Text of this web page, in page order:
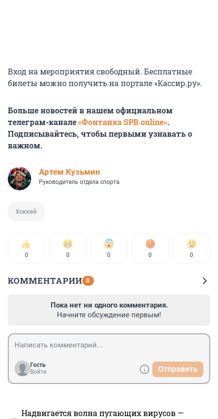
Вход на мероприятия свободный. Бесплатные
билеты можно получить на портале «Кассир.ру».
Больше новостей в нашем официальном
телеграм-канале«Фонтанка SPB online».
Подписывайтесь, чтобы первыми узнавать о
важном.
Артем Кузьмин
Руководитель отдела спорта
Хоккей
0 0 0 0 0
КОММЕНТАРИИ 0
Пока нет ни одного комментария.
Начните обсуждение первым!
Гость
Войти
Отправить
Надвигается волна пугающих вирусов —